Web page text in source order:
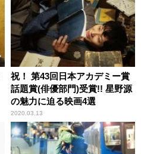
祝！ 第43回日本アカデミー賞
話題賞(俳優部門)受賞!! 星野源
の魅力に迫る映画4選
2020.03.13